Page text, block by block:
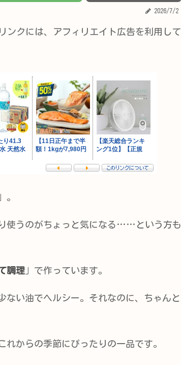
2026/7/2
クには、アフィリエイト広告を利用して
。
使うのがちょっと気になる……という方も
調理」で作っています。
ない油でヘルシー。それなのに、ちゃんと
からの季節にぴったりの一品です。